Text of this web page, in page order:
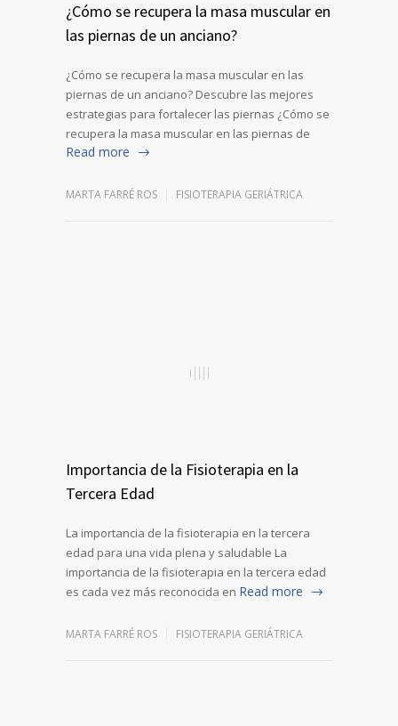
¿Cómo se recupera la masa muscular en
las piernas de un anciano?
¿Cómo se recupera la masa muscular en las
piernas de un anciano? Descubre las mejores
estrategias para fortalecer las piernas ¿Cómo se
recupera la masa muscular en las piernas de
Read more
MARTA FARRÉ ROS FISIOTERAPIA GERIÁTRICA
Importancia de la Fisioterapia en la
Tercera Edad
La importancia de la fisioterapia en la tercera
edad para una vida plena y saludable La
importancia de la fisioterapia en la tercera edad
es cada vez más reconocida en Read more
MARTA FARRÉ ROS FISIOTERAPIA GERIÁTRICA